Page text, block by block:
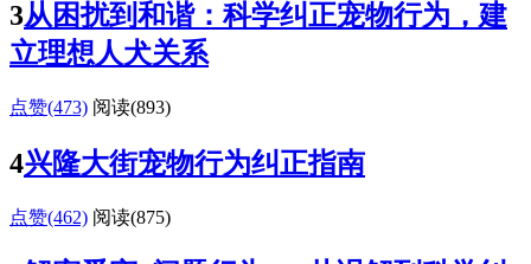
3从困扰到和谐：科学纠正宠物行为，建
立理想人犬关系
点赞(473) 阅读(893)
4兴隆大街宠物行为纠正指南
点赞(462) 阅读(875)